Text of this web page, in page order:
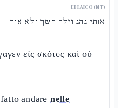
EBRAICO (MT)
אותי נהג וילך חשך ולא אור
εἰς σκότος καὶ οὐ
andare nelle